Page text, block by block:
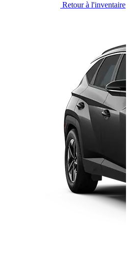
Retour à l'inventaire